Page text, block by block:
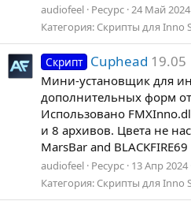
audiofeel Ресурс 24 Май 2024
Категория: Скрипты для Inno
Скрипт Cuphead 19.05
Мини-установщик для
дополнительных форм
Использовано
и 8 архивов. Цвета не
MarsBar and BLACKFIRE69
audiofeel Ресурс 13 Апр 2024
Категория: Скрипты для Inno